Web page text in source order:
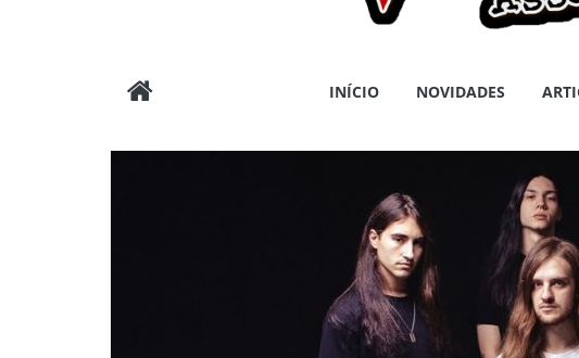
Wargods
Press
INÍCIO NOVIDADES